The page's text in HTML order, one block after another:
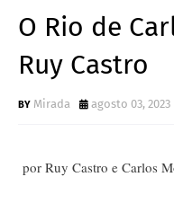
O Rio de
Ruy Castro
Mirada agosto 03, 2023
por Ruy Castro e Carlos